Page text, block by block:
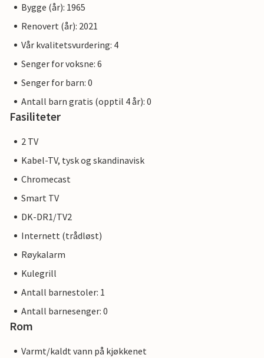
Bygge (år): 1965
Renovert (år): 2021
Vår kvalitetsvurdering: 4
Senger for voksne: 6
Senger for barn: 0
Antall barn gratis (opptil 4 år): 0
Fasiliteter
2 TV
Kabel-TV, tysk og skandinavisk
Chromecast
Smart TV
DK-DR1/TV2
Internett (trådløst)
Røykalarm
Kulegrill
Antall barnestoler: 1
Antall barnesenger: 0
Rom
Varmt/kaldt vann på kjøkkenet